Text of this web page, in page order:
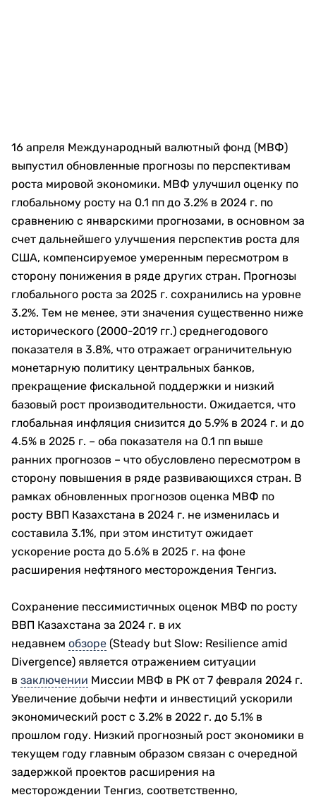
16 апреля Международный валютный фонд (МВФ)
выпустил обновленные прогнозы по перспективам
роста мировой экономики. МВФ улучшил оценку по
глобальному росту на 0.1 пп до 3.2% в 2024 г. по
сравнению с январскими прогнозами, в основном за
счет дальнейшего улучшения перспектив роста для
США, компенсируемое умеренным пересмотром в
сторону понижения в ряде других стран. Прогнозы
глобального роста за 2025 г. сохранились на уровне
3.2%. Тем не менее, эти значения существенно ниже
исторического (2000-2019 гг.) среднегодового
показателя в 3.8%, что отражает ограничительную
монетарную политику центральных банков,
прекращение фискальной поддержки и низкий
базовый рост производительности. Ожидается, что
глобальная инфляция снизится до 5.9% в 2024 г. и до
4.5% в 2025 г. – оба показателя на 0.1 пп выше
ранних прогнозов – что обусловлено пересмотром в
сторону повышения в ряде развивающихся стран. В
рамках обновленных прогнозов оценка МВФ по
росту ВВП Казахстана в 2024 г. не изменилась и
составила 3.1%, при этом институт ожидает
ускорение роста до 5.6% в 2025 г. на фоне
расширения нефтяного месторождения Тенгиз.
Сохранение пессимистичных оценок МВФ по росту
ВВП Казахстана за 2024 г. в их
недавнем обзоре (Steady but Slow: Resilience amid
Divergence) является отражением ситуации
в заключении Миссии МВФ в РК от 7 февраля 2024 г.
Увеличение добычи нефти и инвестиций ускорили
экономический рост с 3.2% в 2022 г. до 5.1% в
прошлом году. Низкий прогнозный рост экономики в
текущем году главным образом связан с очередной
задержкой проектов расширения на
месторождении Тенгиз, соответственно,